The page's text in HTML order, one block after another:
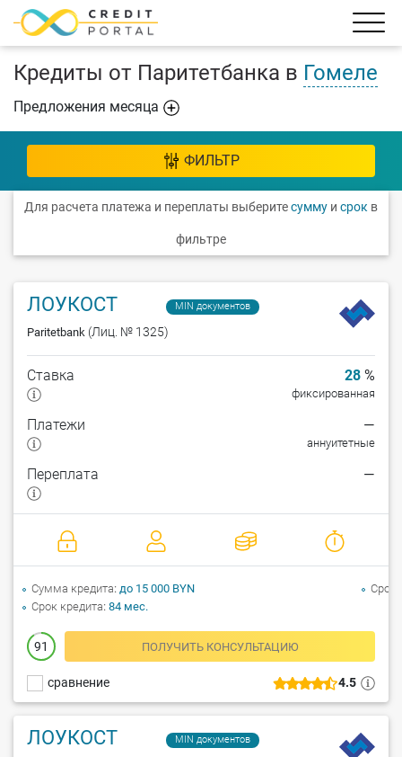
Кредиты от Паритетбанка в Гомеле
Предложения месяца
ФИЛЬТР
Для расчета платежа и переплаты выберитесумму и срок в
фильтре
ЛОУКОСТ MIN документов
Paritetbank (Лиц. № 1325)
4.5
сравнение
Ставка 28 %
фиксированная
Платежи —
аннуитетные
Переплата —
91 ПОЛУЧИТЬ КОНСУЛЬТАЦИЮ
Сумма кредита до 15 000 BYN
Срок кредита 84 мес.
Срок
ЛОУКОСТ MIN документов